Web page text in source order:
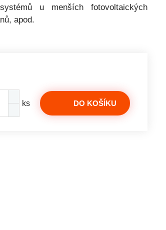
u menších fotovoltaických
apod.
ks DO KOŠÍKU